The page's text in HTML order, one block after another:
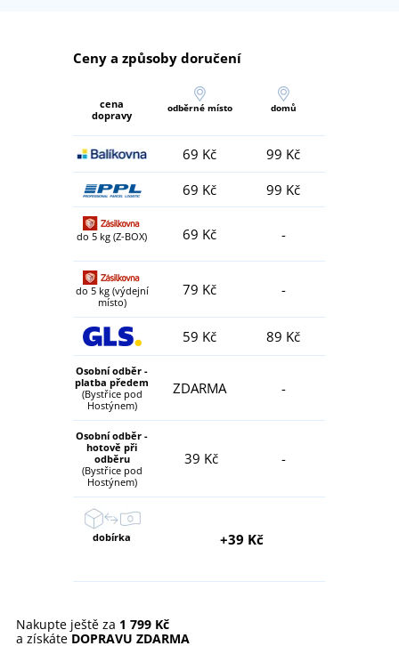
Ceny a způsoby doručení
cena
dopravy
odběrné místo domů
69 Kč
99 Kč
69 Kč
99 Kč
do 5 kg (Z-BOX) 69 Kč -
do 5 kg (výdejní
místo)
79 Kč -
59 Kč 89 Kč
Osobní odběr -
platba předem
(Bystřice pod
Hostýnem)
ZDARMA -
Osobní odběr -
hotově při
odběru
(Bystřice pod
Hostýnem)
39 Kč -
dobírka +39 Kč
Nakupte ještě za 1 799 Kč
a získáte DOPRAVU ZDARMA